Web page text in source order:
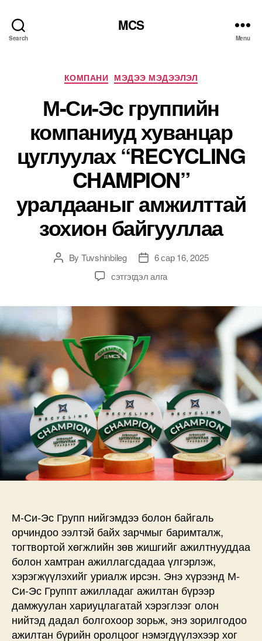
Search
MCS
Menu
Categories
КОМПАНИ МЭДЭЭ МЭДЭЭЛЭЛ
М-Си-Эс группийн
компаниуд хуванцар
цуглуулах “RECYCLING
CHAMPION”
уралдааныг амжилттай
зохион байгууллаа
PostBy Tuvshinbileg
Post6 сар 16, 2025
М-
группийн
компаниуд
хуванцар
цуглуулах
“RECYCLING
CHAMPION”
уралдааныг
амжилттай
зохион
байгууллаа
дээр
сэтгэгдэл алга
М-Си-Эс Групп нийгэмдээ болон байгаль
орчиндоо ээлтэй байх зарчмыг баримталж,
тогтвортой хөгжлийн зөв жишгийг ажилтнууддаа
болон хамтран ажиллагсдадаа үлгэрлэж,
хэрэгжүүлэхийг уриалж ирсэн. Энэ хүрээнд М-
Си-Эс Группт ажилладаг ажилтан бүрээр
дамжуулан хариуцлагатай хэрэглээг олон
нийтэд дадал болгохоор зорьж, энэ зорилгодоо
ажилтан бүрийн оролцоог нэмэгдүүлэхээр хог